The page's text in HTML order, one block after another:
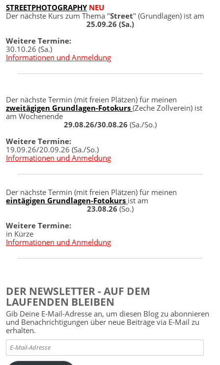
STREETPHOTOGRAPHY NEU
Der nächste Kurs zum Thema "Street" (Grundlagen) ist am
25.09.26 (Sa.)
Weitere Termine:
30.10.26 (Sa.)
Informationen und Anmeldung
Der nächste Termin (mit freien Plätzen) für meinen
zweitägigen Grundlagen-Fotokurs (Zeche Zollverein) ist
am Wochenende
29.08.26/30.08.26 (Sa./So.)
Weitere Termine:
19.09.26/20.09.26 (Sa./So.)
Informationen und Anmeldung
Der nächste Termin (mit freien Plätzen) für meinen
eintägigen Grundlagen-Fotokurs ist am
23.08.26 (So.)
Weitere Termine:
in Kürze
Informationen und Anmeldung
DER NEWSLETTER - AUF DEM
LAUFENDEN BLEIBEN
Gib Deine E-Mail-Adresse an, um diesen Blog zu abonnieren
und Benachrichtigungen über neue Beiträge via E-Mail zu
erhalten.
E-
Mail-
Adresse